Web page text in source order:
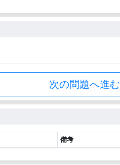
次の問題へ進む
備考